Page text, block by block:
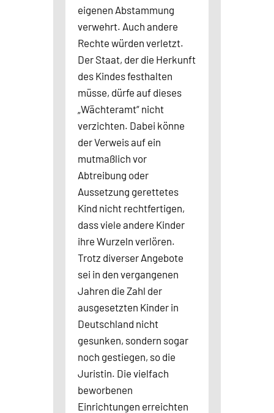
eigenen Abstammung
verwehrt. Auch andere
Rechte würden verletzt.
Der Staat, der die Herkunft
des Kindes festhalten
müsse, dürfe auf dieses
„Wächteramt“ nicht
verzichten. Dabei könne
der Verweis auf ein
mutmaßlich vor
Abtreibung oder
Aussetzung gerettetes
Kind nicht rechtfertigen,
dass viele andere Kinder
ihre Wurzeln verlören.
Trotz diverser Angebote
sei in den vergangenen
Jahren die Zahl der
ausgesetzten Kinder in
Deutschland nicht
gesunken, sondern sogar
noch gestiegen, so die
Juristin. Die vielfach
beworbenen
Einrichtungen erreichten